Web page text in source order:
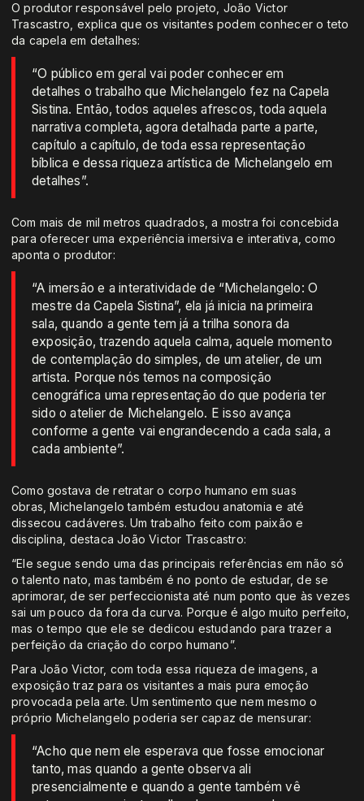
O produtor responsável pelo projeto, João Victor
Trascastro, explica que os visitantes podem conhecer o teto
da capela em detalhes:
“O público em geral vai poder conhecer em
detalhes o trabalho que Michelangelo fez na Capela
Sistina. Então, todos aqueles afrescos, toda aquela
narrativa completa, agora detalhada parte a parte,
capítulo a capítulo, de toda essa representação
bíblica e dessa riqueza artística de Michelangelo em
detalhes”.
Com mais de mil metros quadrados, a mostra foi concebida
para oferecer uma experiência imersiva e interativa, como
aponta o produtor:
“A imersão e a interatividade de “Michelangelo: O
mestre da Capela Sistina”, ela já inicia na primeira
sala, quando a gente tem já a trilha sonora da
exposição, trazendo aquela calma, aquele momento
de contemplação do simples, de um atelier, de um
artista. Porque nós temos na composição
cenográfica uma representação do que poderia ter
sido o atelier de Michelangelo. E isso avança
conforme a gente vai engrandecendo a cada sala, a
cada ambiente”.
Como gostava de retratar o corpo humano em suas
obras, Michelangelo também estudou anatomia e até
dissecou cadáveres. Um trabalho feito com paixão e
disciplina, destaca João Victor Trascastro:
“Ele segue sendo uma das principais referências em não só
o talento nato, mas também é no ponto de estudar, de se
aprimorar, de ser perfeccionista até num ponto que às vezes
sai um pouco da fora da curva. Porque é algo muito perfeito,
mas o tempo que ele se dedicou estudando para trazer a
perfeição da criação do corpo humano”.
Para João Victor, com toda essa riqueza de imagens, a
exposição traz para os visitantes a mais pura emoção
provocada pela arte. Um sentimento que nem mesmo o
próprio Michelangelo poderia ser capaz de mensurar:
“Acho que nem ele esperava que fosse emocionar
tanto, mas quando a gente observa ali
presencialmente e quando a gente também vê